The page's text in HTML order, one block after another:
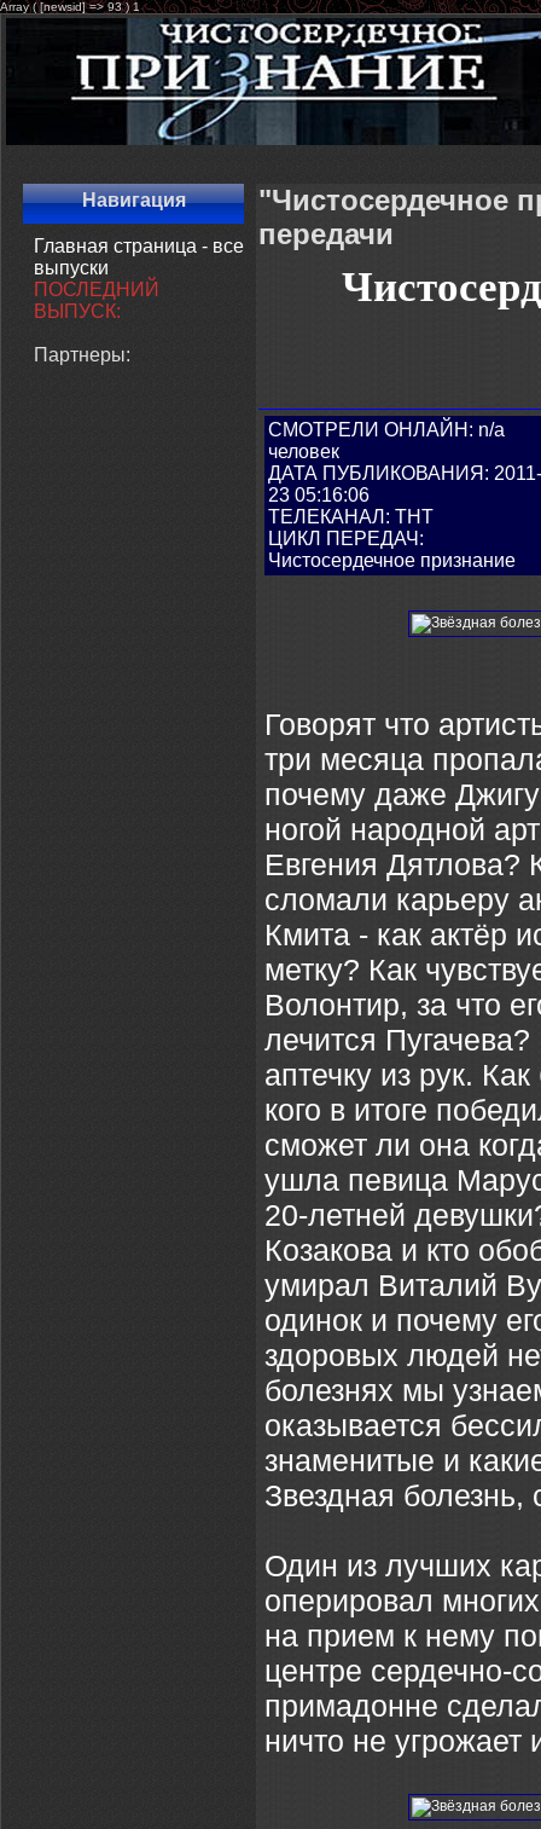
Array ( [newsid] => 93 ) 1
Навигация
Главная страница - все
выпуски
ПОСЛЕДНИЙ
ВЫПУСК:
Партнеры:
"Чистосердечное
передачи
СМОТРЕЛИ ОНЛАЙН: n/a
человек
ДАТА ПУБЛИКОВАНИЯ:
23 05:16:06
ТЕЛЕКАНАЛ: ТНТ
ЦИКЛ ПЕРЕДАЧ:
Чистосердечное признание
Говорят что
три месяца
почему даже
ногой народной
Евгения Дятлова?
сломали карьеру
Кмита - как актёр
метку? Как
Волонтир, за что
лечится
аптечку из рук.
кого в итоге
сможет ли она
ушла певица
20-летней
Козакова и кто
умирал Виталий
одинок и почему
здоровых людей
болезнях мы
оказывается
знаменитые и
Звездная
Один из лучших
оперировал
на прием к нему
центре сердечно-
примадонне
ничто не угрожает